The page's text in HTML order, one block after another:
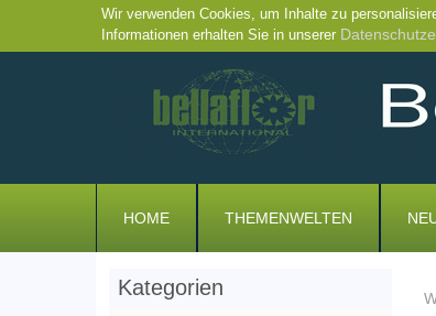
Wir verwenden Cookies, um Inhalte zu
Informationen erhalten Sie in unserer
HOME THEMENWELTEN
Kategorien